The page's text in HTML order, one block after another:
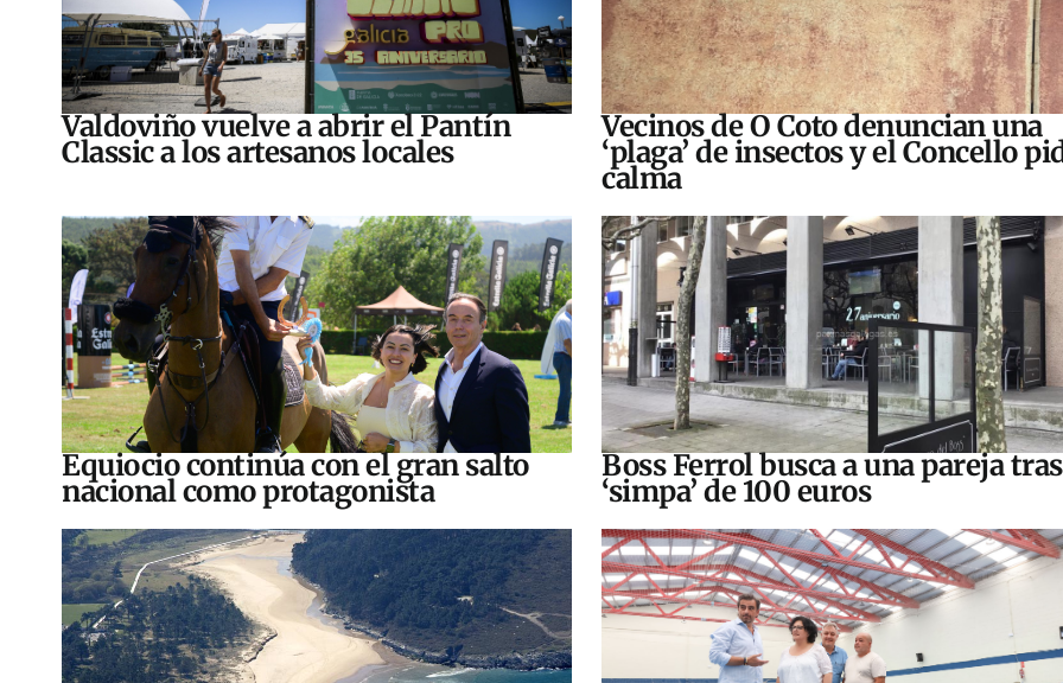
Valdoviño vuelve a abrir el Pantín
Classic a los artesanos locales
Vecinos de O Coto denuncian una
‘plaga’ de insectos y el Concello
calma
Equiocio continúa con el gran salto
nacional como protagonista
Boss Ferrol busca a una pareja
‘simpa’ de 100 euros